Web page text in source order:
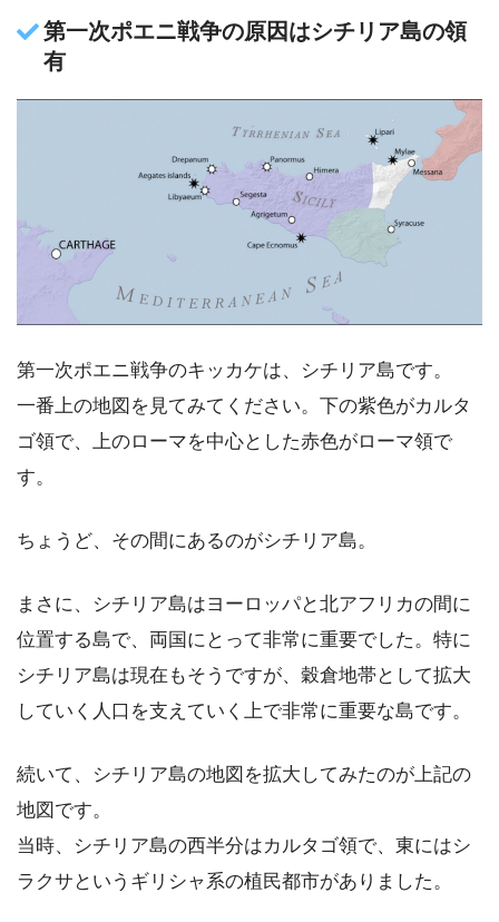
第一次ポエニ戦争の原因はシチリア島の領
有
第一次ポエニ戦争のキッカケは、シチリア島です。
一番上の地図を見てみてください。下の紫色がカルタ
ゴ領で、上のローマを中心とした赤色がローマ領で
す。
ちょうど、その間にあるのがシチリア島。
まさに、シチリア島はヨーロッパと北アフリカの間に
位置する島で、両国にとって非常に重要でした。特に
シチリア島は現在もそうですが、穀倉地帯として拡大
していく人口を支えていく上で非常に重要な島です。
続いて、シチリア島の地図を拡大してみたのが上記の
地図です。
当時、シチリア島の西半分はカルタゴ領で、東にはシ
ラクサというギリシャ系の植民都市がありました。